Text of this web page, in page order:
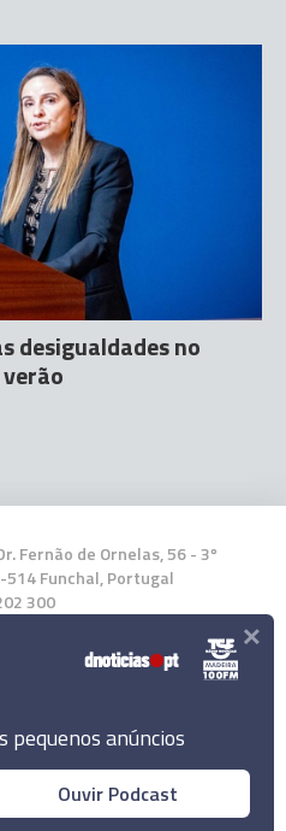
desigualdades no
Fernão de Ornelas, 56 - 3º
514 Funchal, Portugal
300
a nossa App
de Notícias, Lda.
pequenos anúncios
Ouvir Podcast
×